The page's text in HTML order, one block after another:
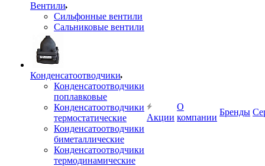
Вентили
Сильфонные вентили
Сальниковые вентили
Конденсатоотводчики
Конденсатоотводчики
поплавковые
Конденсатоотводчики
термостатические
Конденсатоотводчики
биметаллические
Конденсатоотводчики
термодинамические
Акции
О
компании
Бренды